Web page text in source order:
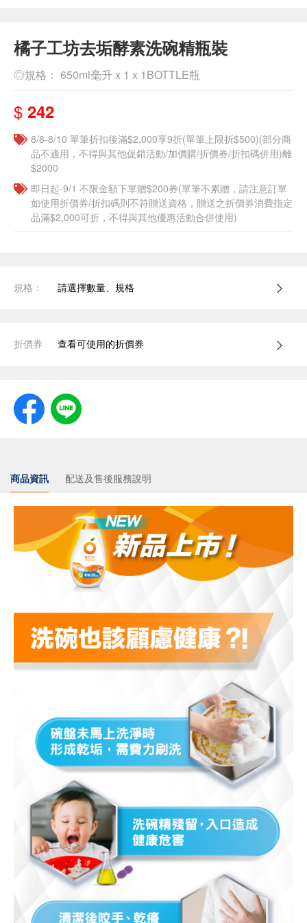
橘子工坊去垢酵素洗碗精瓶裝
◎規格： 650ml毫升 x 1 x 1BOTTLE瓶
$ 242
8/8-8/10 單筆折扣後滿$2,000享9折(單筆上限折$500)(部分商
品不適用，不得與其他促銷活動/加價購/折價券/折扣碼併用)離
$2000
即日起-9/1 不限金額下單贈$200券(單筆不累贈，請注意訂單
如使用折價券/折扣碼則不符贈送資格，贈送之折價券消費指定
品滿$2,000可折，不得與其他優惠活動合併使用)
規格： 請選擇數量、規格
折價券 查看可使用的折價券
商品資訊 配送及售後服務說明